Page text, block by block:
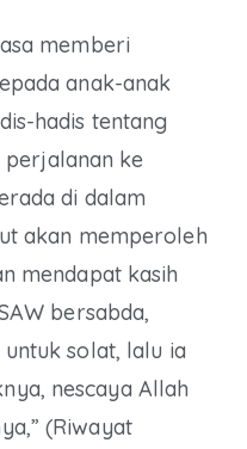
memberi
anak-anak
hadis tentang
perjalanan ke
di dalam
akan memperoleh
mendapat kasih
bersabda,
solat, lalu ia
nescaya Allah
(Riwayat